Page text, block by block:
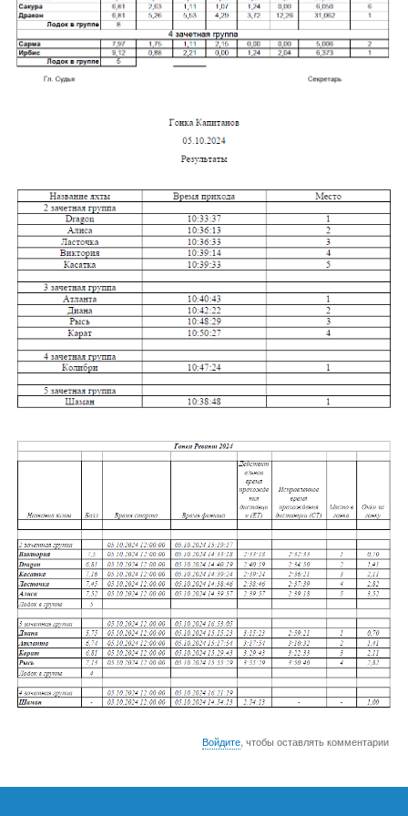
Войдите, чтобы оставлять комментарии